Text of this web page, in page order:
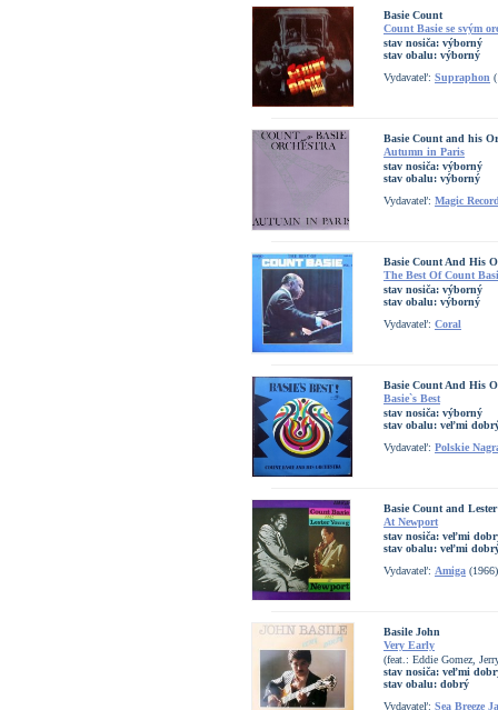
Basie Count
Count Basie se svým
stav nosiča: výborný
stav obalu: výborný
Vydavateľ: Supraphon
Basie Count and his
Autumn in Paris
stav nosiča: výborný
stav obalu: výborný
Vydavateľ: Magic
Basie Count And His
The Best Of Count
stav nosiča: výborný
stav obalu: výborný
Vydavateľ: Coral
Basie Count And His
Basie`s Best
stav nosiča: výborný
stav obalu: veľmi
Vydavateľ: Polskie
Basie Count and
At Newport
stav nosiča: veľmi
stav obalu: veľmi
Vydavateľ: Amiga (1966)
Basile John
Very Early
(feat.: Eddie Gomez,
stav nosiča: veľmi
stav obalu: dobrý
Vydavateľ: Sea Breeze